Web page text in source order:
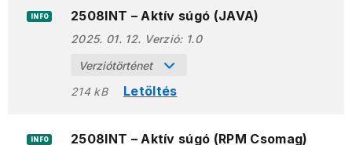
INFO 2508INT – Aktív súgó (JAVA)
2025. 01. 12. Verzió: 1.0
Verziótörténet
214 kB
Letöltés
INFO 2508INT – Aktív súgó (RPM Csomag)